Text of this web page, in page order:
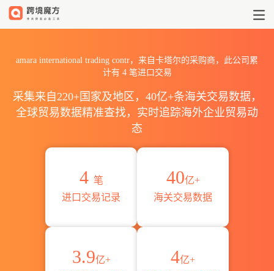
amara international trading contr，来自卡塔尔的采购商，此公司累
计有 4笔进口交易
采集来自220+国家及地区，40亿+条海关交易数据，
全球贸易数据精准查找，实时追踪海外企业贸易动
态
4 笔
进口交易记录
40亿+
海关交易数据
3.9亿+
4亿+